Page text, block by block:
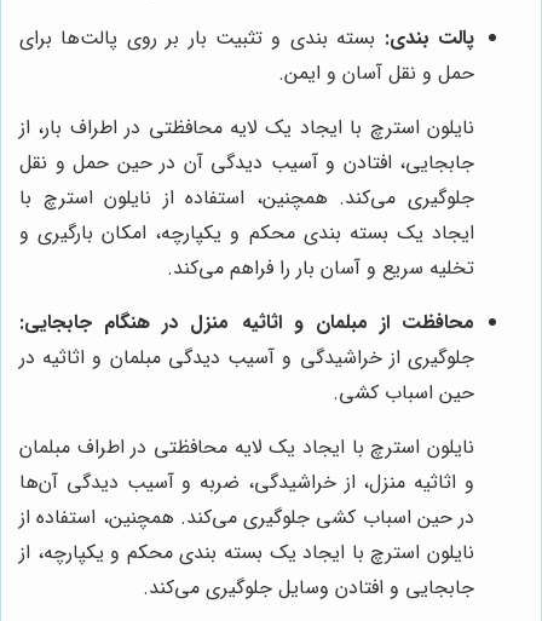
پالت بندی: بسته بندی و تثبیت بار بر روی پالت‌ها برای
حمل و نقل آسان و ایمن.
نایلون استرچ با ایجاد یک لایه محافظتی در اطراف بار، از
جابجایی، افتادن و آسیب دیدگی آن در حین حمل و نقل
جلوگیری می‌کند. همچنین، استفاده از نایلون استرچ با
ایجاد یک بسته بندی محکم و یکپارچه، امکان بارگیری و
تخلیه سریع و آسان بار را فراهم می‌کند.
محافظت از مبلمان و اثاثیه منزل در هنگام جابجایی:
جلوگیری از خراشیدگی و آسیب دیدگی مبلمان و اثاثیه در
حین اسباب کشی.
نایلون استرچ با ایجاد یک لایه محافظتی در اطراف مبلمان
و اثاثیه منزل، از خراشیدگی، ضربه و آسیب دیدگی آن‌ها
در حین اسباب کشی جلوگیری می‌کند. همچنین، استفاده از
نایلون استرچ با ایجاد یک بسته بندی محکم و یکپارچه، از
جابجایی و افتادن وسایل جلوگیری می‌کند.